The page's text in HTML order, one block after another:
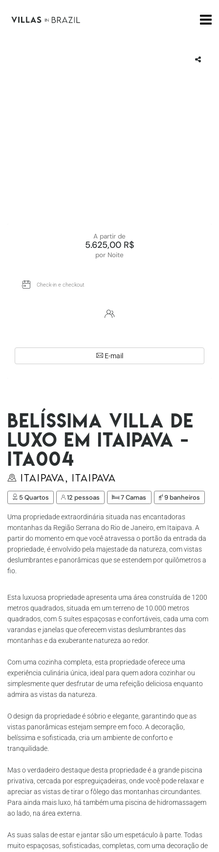
Belíssima villa de
luxo em Itaipava -
Ita004
Itaipava, Itaipava
5 Quartos 12 pessoas 7 Camas 9 banheiros
Uma propriedade extraordinária situada nas encantadoras
montanhas da Região Serrana do Rio de Janeiro, em Itaipava. A
partir do momento em que você atravessa o portão da entrada da
propriedade, é envolvido pela majestade da natureza, com vistas
deslumbrantes e panorâmicas que se estendem por quilômetros a
fio.
Esta luxuosa propriedade apresenta uma área construída de 1200
metros quadrados, situada em um terreno de 10.000 metros
quadrados, com 5 suítes espaçosas e confortáveis, cada uma com
varandas e janelas que oferecem vistas deslumbrantes das
montanhas e da exuberante natureza ao redor.
Com uma cozinha completa, esta propriedade oferece uma
experiência culinária única, ideal para quem adora cozinhar ou
simplesmente quer desfrutar de uma refeição deliciosa enquanto
admira as vistas da natureza.
O design da propriedade é sóbrio e elegante, garantindo que as
vistas panorâmicas estejam sempre em foco. A decoração,
belíssima e sofisticada, cria um ambiente de conforto e
tranquilidade.
Mas o verdadeiro destaque desta propriedade é a grande piscina
privativa, cercada por espreguiçadeiras, onde você pode relaxar e
apreciar as vistas de tirar o fôlego das montanhas circundantes.
Para ainda mais luxo, há também uma piscina de hidromassagem
ao lado, na área externa.
As suas salas de estar e jantar são um espetáculo à parte. Todas
muito espaçosas, sofisticadas, completas, com uma decoração de
A partir de
5.625,00 R$
por Noite
E-mail